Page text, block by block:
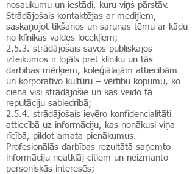
nosaukumu un iestādi, kuru viņš pārstāv.
Strādājošais kontaktējas ar medijiem,
saskaņojot tikšanos un sarunas tēmu ar kādu
no klīnikas valdes locekļiem;
2.5.3. strādājošais savos publiskajos
izteikumos ir lojāls pret klīniku un tās
darbības mērķiem, koleģiālajām attiecībām
un korporatīvo kultūru – vērtību kopumu, ko
ciena visi strādājošie un kas veido tā
reputāciju sabiedrībā;
2.5.4. strādājošais ievēro konfidencialitāti
attiecībā uz informāciju, kas nonākusi viņa
rīcībā, pildot amata pienākumus.
Profesionālās darbības rezultātā saņemto
informāciju neatklāj citiem un neizmanto
personiskās interesēs;